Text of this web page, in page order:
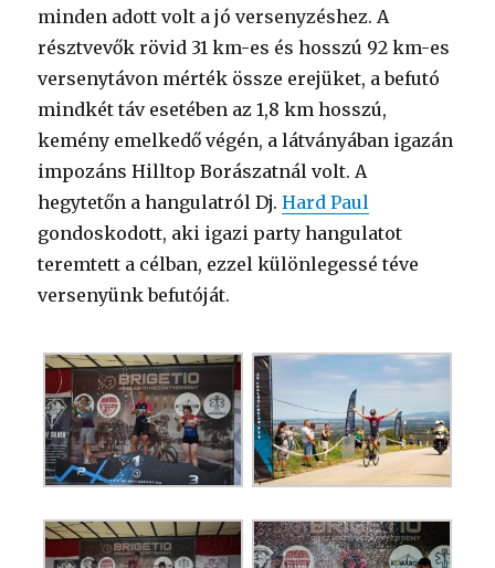
minden adott volt a jó versenyzéshez. A
résztvevők rövid 31 km-es és hosszú 92 km-es
versenytávon mérték össze erejüket, a befutó
mindkét táv esetében az 1,8 km hosszú,
kemény emelkedő végén, a látványában igazán
impozáns Hilltop Borászatnál volt. A
hegytetőn a hangulatról Dj.Hard Paul
gondoskodott, aki igazi party hangulatot
teremtett a célban, ezzel különlegessé téve
versenyünk befutóját.